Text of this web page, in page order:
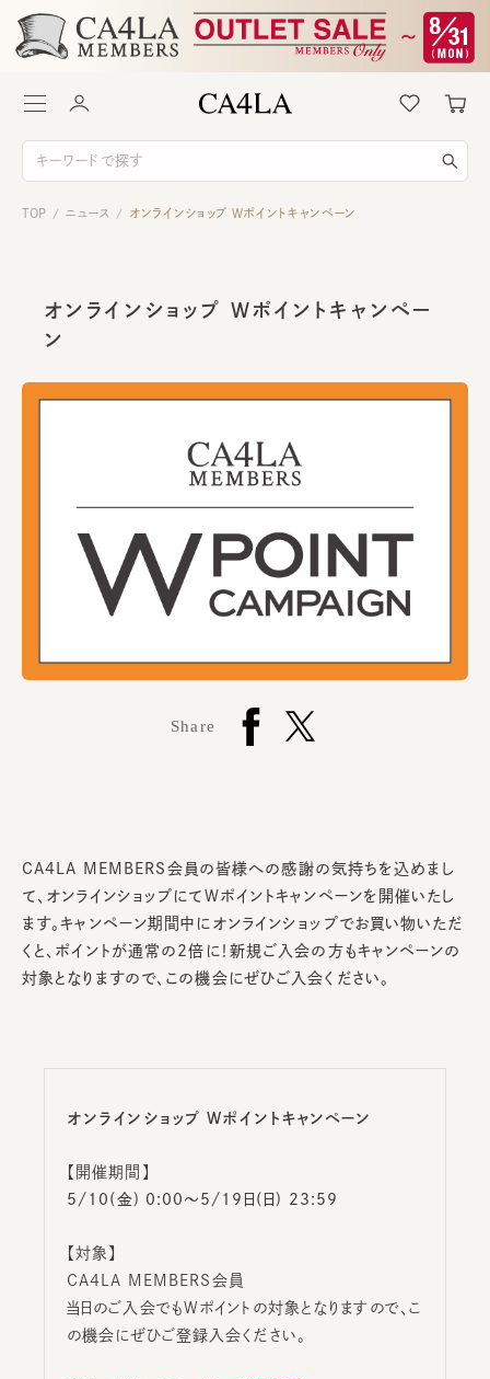
TOP / ニュース / オンラインショップ Wポイントキャンペーン
オンラインショップ Wポイントキャンペー
ン
Share
CA4LA MEMBERS会員の皆様への感謝の気持ちを込めまし
て、オンラインショップにてWポイントキャンペーンを開催いたし
ます。キャンペーン期間中にオンラインショップでお買い物いただ
くと、ポイントが通常の2倍に！新規ご入会の方もキャンペーンの
対象となりますので、この機会にぜひご入会ください。
オンラインショップ Wポイント キャンペーン
【開催期間】
5/10(金) 0:00～5/19日(日) 23:59
【対象】
CA4LA MEMBERS会員
当日のご入会でもWポイントの対象となりますので、こ
の機会にぜひご登録入会ください。